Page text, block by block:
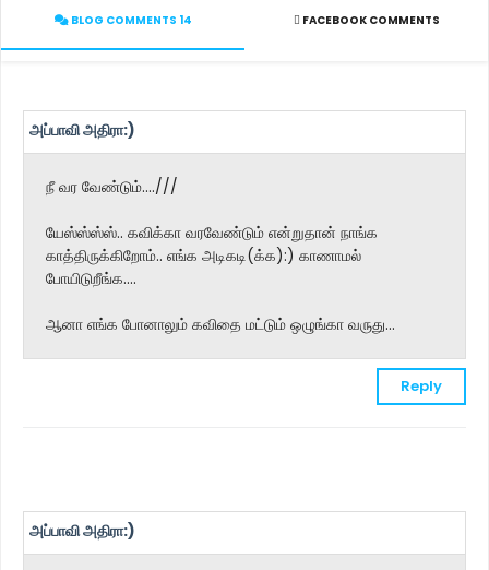
BLOG COMMENTS 14 FACEBOOK COMMENTS
அப்பாவி அதிரா:)
நீ வர வேண்டும்....///
யேஸ்ஸ்ஸ்ஸ்.. கவிக்கா வரவேண்டும் என்றுதான் நாங்க
காத்திருக்கிறோம்.. எங்க அடிகடி(க்க):) காணாமல்
போயிடுறீங்க....
ஆனா எங்க போனாலும் கவிதை மட்டும் ஒழுங்கா வருது...
Reply
அப்பாவி அதிரா:)